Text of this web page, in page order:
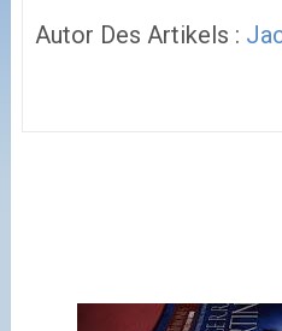
Autor Des Artikels :